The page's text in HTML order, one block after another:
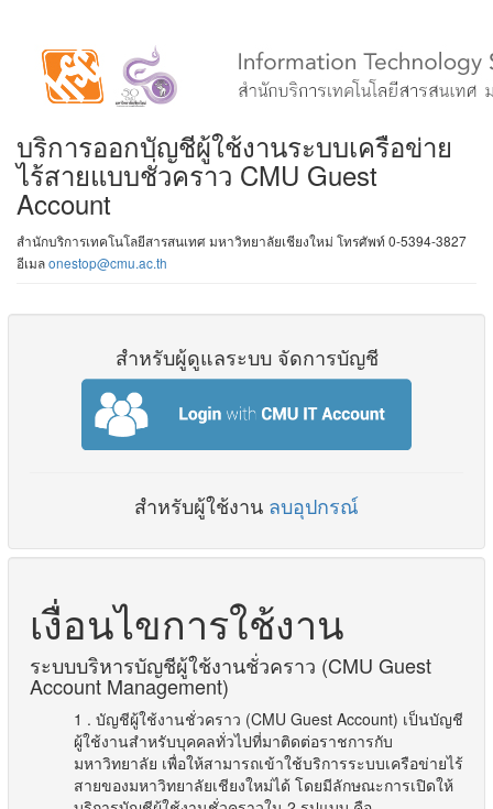
บริการออกบัญชีผู้ใช้งานระบบเครือข่าย
ไร้สายแบบชั่วคราว CMU Guest
Account
สำนักบริการเทคโนโลยีสารสนเทศ มหาวิทยาลัยเชียงใหม่ โทรศัพท์ 0-5394-3827
อีเมลonestop@cmu.ac.th
สำหรับผู้ดูแลระบบ จัดการบัญชี
สำหรับผู้ใช้งาน ลบอุปกรณ์
เงื่อนไขการใช้งาน
ระบบบริหารบัญชีผู้ใช้งานชั่วคราว (CMU Guest
Account Management)
. บัญชีผู้ใช้งานชั่วคราว (CMU Guest Account) เป็นบัญชี
ผู้ใช้งานสำหรับบุคคลทั่วไปที่มาติดต่อราชการกับ
มหาวิทยาลัย เพื่อให้สามารถเข้าใช้บริการระบบเครือข่ายไร้
สายของมหาวิทยาลัยเชียงใหม่ได้ โดยมีลักษณะการเปิดให้